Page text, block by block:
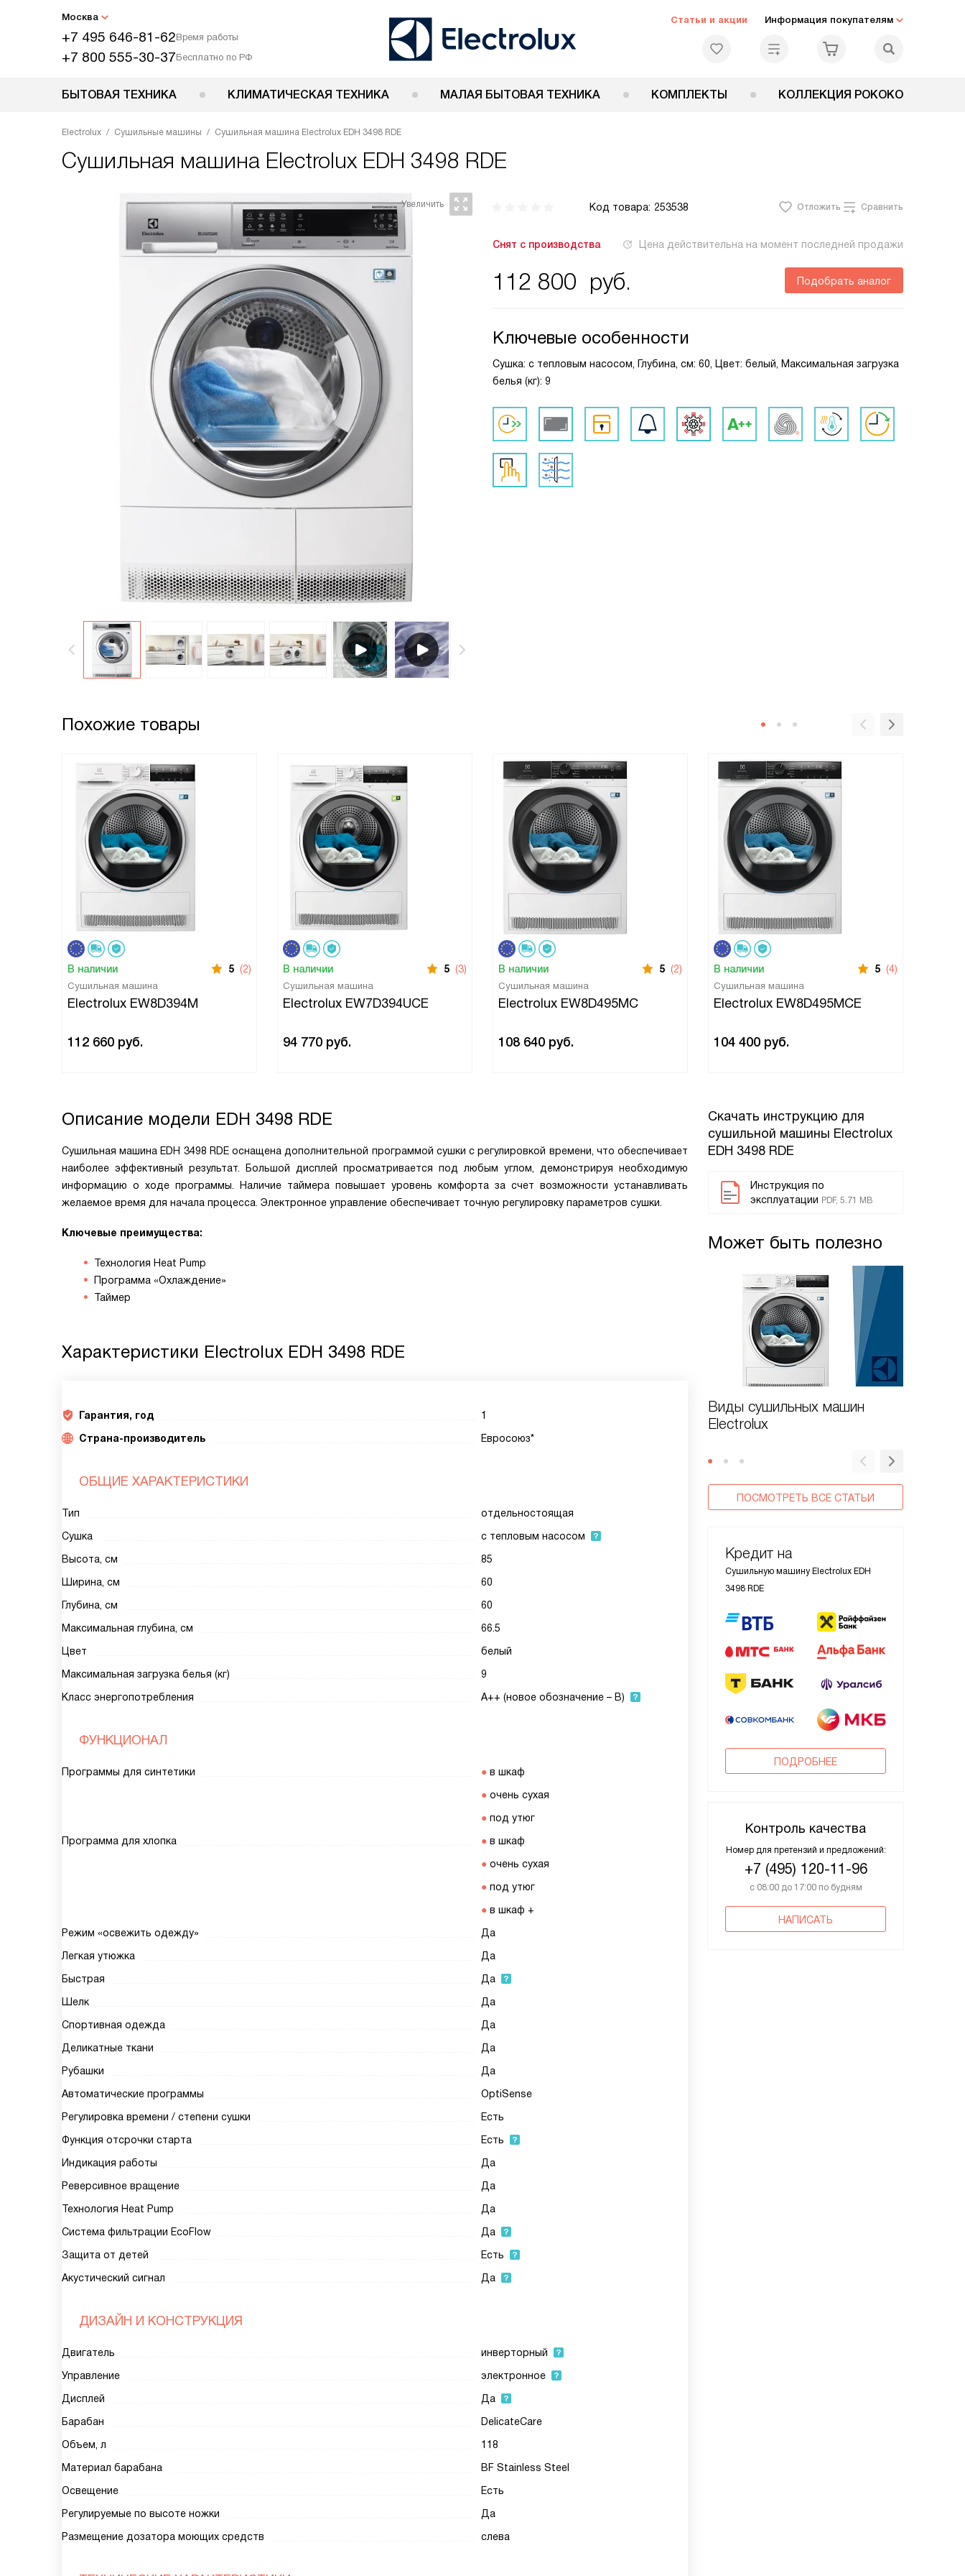
Москва
+7 495 646-81-62Время работы
+7 800 555-30-37Бесплатно по РФ
Статьи и акции Информация покупателям
БЫТОВАЯ ТЕХНИКА КЛИМАТИЧЕСКАЯ ТЕХНИКА МАЛАЯ БЫТОВАЯ ТЕХНИКА КОМПЛЕКТЫ КОЛЛЕКЦИЯ РОКОКО
Electrolux Сушильные машины Сушильная машина Electrolux EDH 3498 RDE
Сушильная машина Electrolux EDH 3498 RDE
Код товара: 253538 Отложить Сравнить
Снят с производства Цена действительна на момент последней продажи
112 800 руб. Подобрать аналог
Ключевые особенности
Сушка: с тепловым насосом, Глубина, см: 60, Цвет: белый, Максимальная загрузка
белья (кг): 9
Похожие товары
В наличии 5 (2)
Сушильная машина
Electrolux EW8D394M
112 660 руб.
В наличии 5 (3)
Сушильная машина
Electrolux EW7D394UCE
94 770 руб.
В наличии 5 (2)
Сушильная машина
Electrolux EW8D495MC
108 640 руб.
В наличии 5 (4)
Сушильная машина
Electrolux EW8D495MCE
104 400 руб.
Скачать инструкцию для
сушильной машины Electrolux
EDH 3498 RDE
Инструкция по
эксплуатации PDF, 5.71 MB
Может быть полезно
Виды сушильных машин
Electrolux
ПОСМОТРЕТЬ ВСЕ СТАТЬИ
Кредит на
Сушильную машину Electrolux EDH
3498 RDE
ПОДРОБНЕЕ
Контроль качества
Номер для претензий и предложений:
+7 (495) 120-11-96
с 08:00 до 17:00 по будням
НАПИСАТЬ
Описание модели EDH 3498 RDE
Сушильная машина EDH 3498 RDE оснащена дополнительной программой сушки с регулировкой времени, что обеспечивает
наиболее эффективный результат. Большой дисплей просматривается под любым углом, демонстрируя необходимую
информацию о ходе программы. Наличие таймера повышает уровень комфорта за счет возможности устанавливать
желаемое время для начала процесса. Электронное управление обеспечивает точную регулировку параметров сушки.
Ключевые преимущества:
Технология Heat Pump
Программа «Охлаждение»
Таймер
Характеристики Electrolux EDH 3498 RDE
Гарантия, год
1
Страна-производитель
Евросоюз*
ОБЩИЕ ХАРАКТЕРИСТИКИ
Тип
отдельностоящая
Сушка
с тепловым насосом
Высота, см
85
Ширина, см
60
Глубина, см
60
Максимальная глубина, см
66.5
Цвет
белый
Максимальная загрузка белья (кг)
9
Класс энергопотребления
A++ (новое обозначение – B)
ФУНКЦИОНАЛ
Программы для синтетики
в шкаф
очень сухая
под утюг
Программа для хлопка
в шкаф
очень сухая
под утюг
в шкаф +
Режим «освежить одежду»
Да
Легкая утюжка
Да
Быстрая
Да
Шелк
Да
Спортивная одежда
Да
Деликатные ткани
Да
Рубашки
Да
Автоматические программы
OptiSense
Регулировка времени / степени сушки
Есть
Функция отсрочки старта
Есть
Индикация работы
Да
Реверсивное вращение
Да
Технология Heat Pump
Да
Система фильтрации EcoFlow
Да
Защита от детей
Есть
Акустический сигнал
Да
ДИЗАЙН И КОНСТРУКЦИЯ
Двигатель
инверторный
Управление
электронное
Дисплей
Да
Барабан
DelicateCare
Объем, л
118
Материал барабана
BF Stainless Steel
Освещение
Есть
Регулируемые по высоте ножки
Да
Размещение дозатора моющих средств
слева